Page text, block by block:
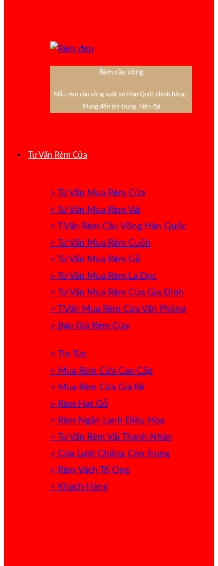
Rèm cầu vồng
Mẫu rèm cầu vồng xuất xứ Hàn Quốc chính hãng -
Mang đến trẻ trung, hiện đại
Tư Vấn Rèm Cửa
> Tư Vấn Mua Rèm Cửa
> Tư Vấn Mua Rèm Vải
> T.Vấn Rèm Cầu Vồng Hàn Quốc
> Tư Vấn Mua Rèm Cuốn
> Tư Vấn Mua Rèm Gỗ
> Tư Vấn Mua Rèm Lá Dọc
> Tư Vấn Mua Rèm Cửa Gia Đình
> T.Vấn Mua Rèm Cửa Văn Phòng
> Báo Giá Rèm Cửa
> Tin Tức
> Mua Rèm Cửa Cao Cấp
> Mua Rèm Cửa Giá Rẻ
> Rèm Hạt Gỗ
> Rèm Ngăn Lạnh Điều Hòa
> Tư Vấn Rèm Vải Thanh Nhàn
> Cửa Lưới Chống Côn Trùng
> Rèm Vách Tổ Ong
> Khách Hàng